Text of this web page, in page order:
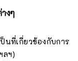
งๆ
นที่เกี่ยวข้องกับการ
ลฯ)